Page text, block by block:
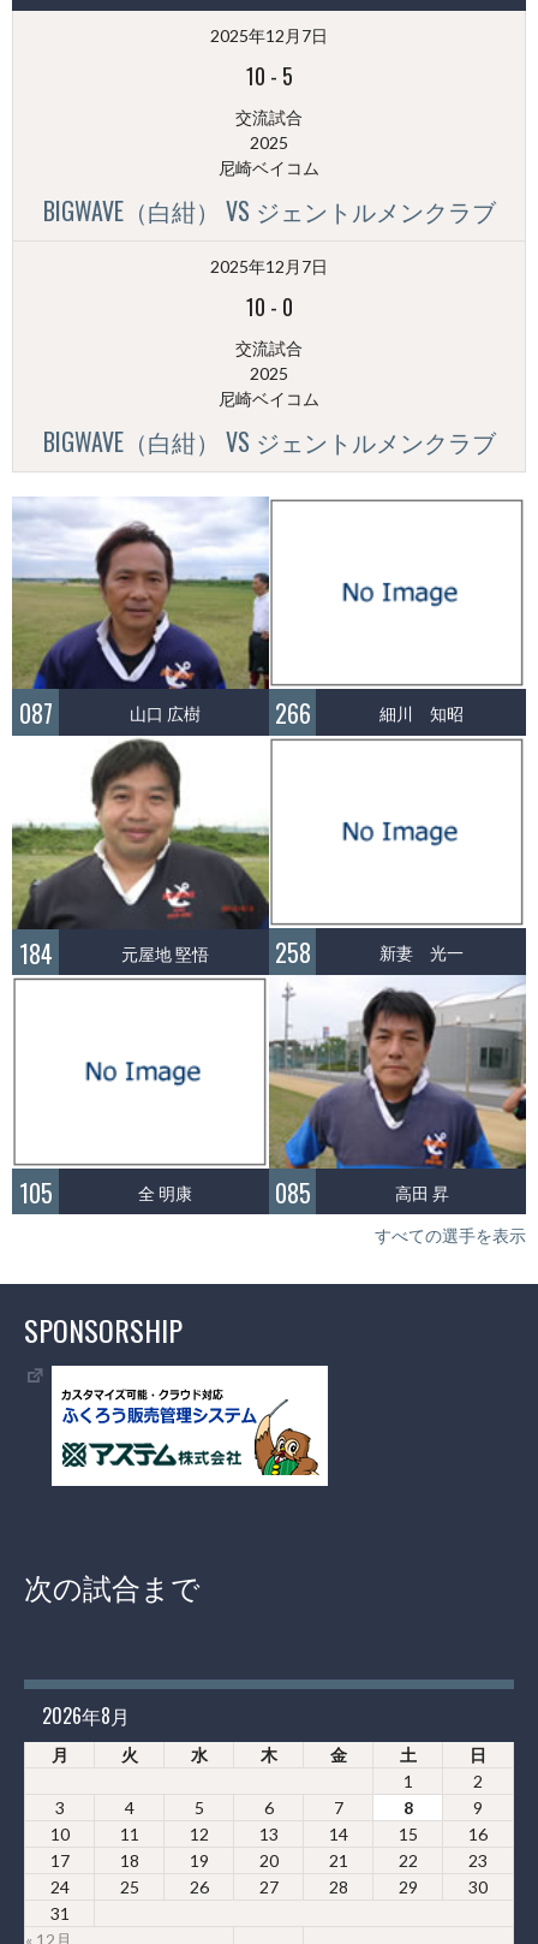
（月
2025年12月7日
10 - 5
交流試合
2025
尼崎ベイコム
BIGWAVE（白紺） VS ジェントルメンクラブ
2025年12月7日
10 - 0
交流試合
2025
尼崎ベイコム
BIGWAVE（白紺） VS ジェントルメンクラブ
087 山口 広樹 266 細川 知昭
184 元屋地 堅悟 258 新妻 光一
105 全 明康 085 高田 昇
すべての選手を表示
SPONSORSHIP
次の試合まで
2026年8月
月 火 水 木 金 土 日
1
2
3
4 5 6 7 8
9
10
11 12 13 14 15
16
17
18 19 20 21 22
23
24
25 26 27 28 29
30
31